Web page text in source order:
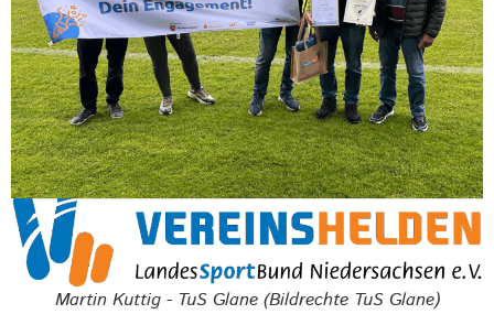
Martin Kuttig - TuS Glane (Bildrechte TuS Glane)